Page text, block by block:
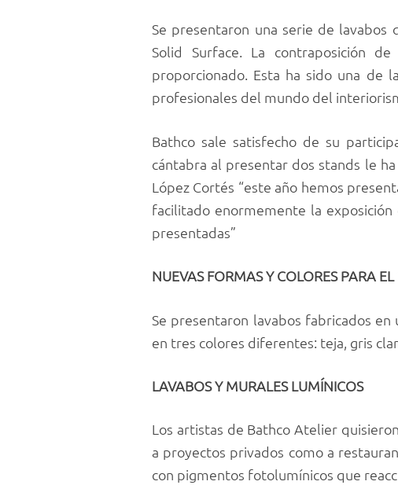
Se presentaron una serie de lavabos
Solid Surface. La contraposición
proporcionado. Esta ha sido una de
profesionales del mundo del
Bathco sale satisfecho de su
cántabra al presentar dos stands le
López Cortés “este año hemos
facilitado enormemente la
presentadas”
NUEVAS FORMAS Y COLORES PARA
Se presentaron lavabos fabricados
en tres colores diferentes: teja, gris
LAVABOS Y MURALES LUMÍNICOS
Los artistas de Bathco Atelier
a proyectos privados como a
con pigmentos fotolumínicos que